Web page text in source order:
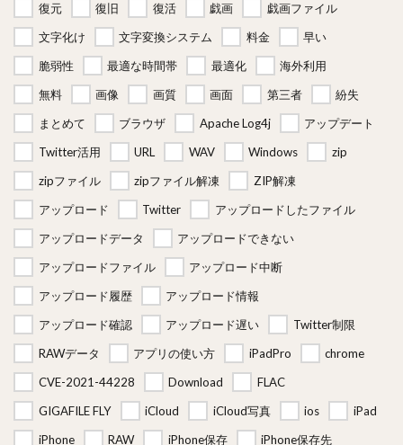
復元
復旧 復活 戯画
戯画ファイル
文字化け
文字変換システム 料金
早い
脆弱性
最適な時間帯 最適化
海外利用
無料
画像 画質 画面 第三者
紛失
まとめて
ブラウザ Apache Log4j
アップデート
Twitter活用
URL WAV Windows
zip
zipファイル
zipファイル解凍
ZIP解凍
アップロード
Twitter
アップロードしたファイル
アップロードデータ
アップロードできない
アップロードファイル
アップロード中断
アップロード履歴
アップロード情報
アップロード確認
アップロード遅い
Twitter制限
RAWデータ
アプリの使い方 iPadPro
chrome
CVE-2021-44228
Download
FLAC
GIGAFILE FLY
iCloud iCloud写真 ios
iPad
iPhone
RAW iPhone保存
iPhone保存先